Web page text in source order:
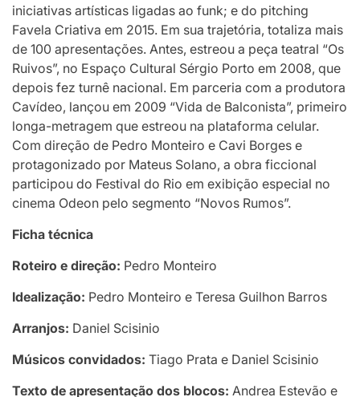
iniciativas artísticas ligadas ao funk; e do pitching
Favela Criativa em 2015. Em sua trajetória, totaliza mais
de 100 apresentações. Antes, estreou a peça teatral “Os
Ruivos”, no Espaço Cultural Sérgio Porto em 2008, que
depois fez turnê nacional. Em parceria com a produtora
Cavídeo, lançou em 2009 “Vida de Balconista”, primeiro
longa-metragem que estreou na plataforma celular.
Com direção de Pedro Monteiro e Cavi Borges e
protagonizado por Mateus Solano, a obra ficcional
participou do Festival do Rio em exibição especial no
cinema Odeon pelo segmento “Novos Rumos”.
Ficha técnica
Roteiro e direção: Pedro Monteiro
Idealização: Pedro Monteiro e Teresa Guilhon Barros
Arranjos: Daniel Scisinio
Músicos convidados: Tiago Prata e Daniel Scisinio
Texto de apresentação dos blocos: Andrea Estevão e